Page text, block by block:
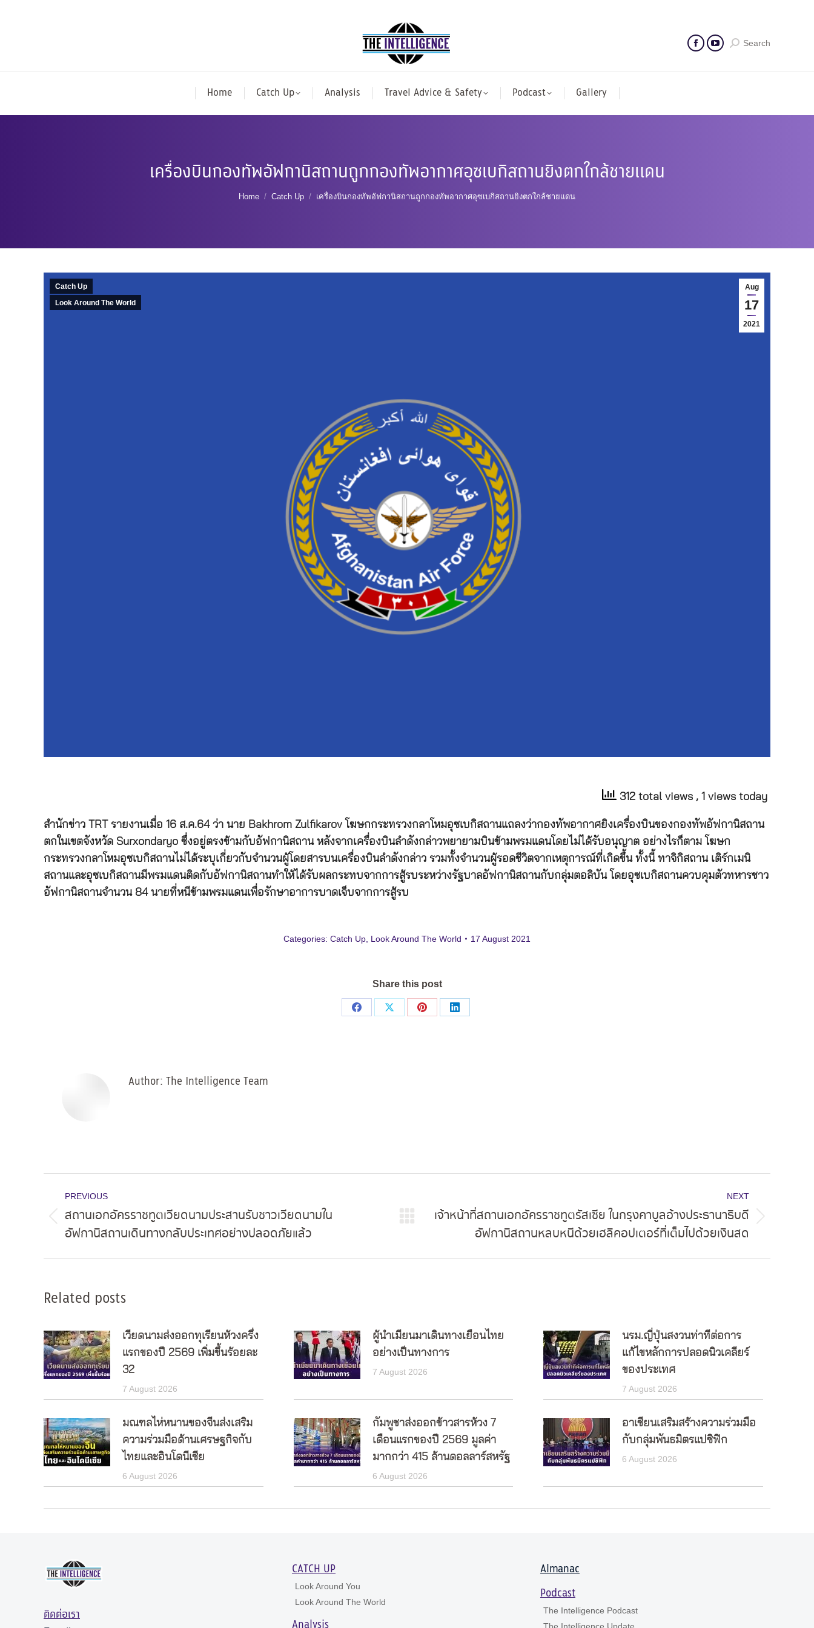
Search
Home Catch Up Analysis Travel Advice & Safety Podcast Gallery
เครื่องบินกองทัพอัฟกานิสถานถูกกองทัพอากาศอุซเบกิสถานยิงตกใกล้ชายแดน
You are here:
Home Catch Up เครื่องบินกองทัพอัฟกานิสถานถูกกองทัพอากาศอุซเบกิสถานยิงตกใกล้ชายแดน
Aug
17
2021
Catch Up
Look Around The World
312 total views , 1 views today
สำนักข่าว TRT รายงานเมื่อ 16 ส.ค.64 ว่า นาย Bakhrom Zulfikarov โฆษกกระทรวงกลาโหมอุซเบกิสถานแถลงว่ากองทัพอากาศยิงเครื่องบินของกองทัพอัฟกานิสถาน
ตกในเขตจังหวัด Surxondaryo ซึ่งอยู่ตรงข้ามกับอัฟกานิสถาน หลังจากเครื่องบินลำดังกล่าวพยายามบินข้ามพรมแดนโดยไม่ได้รับอนุญาต อย่างไรก็ตาม โฆษก
กระทรวงกลาโหมอุซเบกิสถานไม่ได้ระบุเกี่ยวกับจำนวนผู้โดยสารบนเครื่องบินลำดังกล่าว รวมทั้งจำนวนผู้รอดชีวิตจากเหตุการณ์ที่เกิดขึ้น ทั้งนี้ ทาจิกิสถาน เติร์กเมนิ
สถานและอุซเบกิสถานมีพรมแดนติดกับอัฟกานิสถานทำให้ได้รับผลกระทบจากการสู้รบระหว่างรัฐบาลอัฟกานิสถานกับกลุ่มตอลิบัน โดยอุซเบกิสถานควบคุมตัวทหารชาว
อัฟกานิสถานจำนวน 84 นายที่หนีข้ามพรมแดนเพื่อรักษาอาการบาดเจ็บจากการสู้รบ
Categories: Catch Up Look Around The World 17 August 2021
Share this post
Share
Share
Share
Share
Author: The Intelligence Team
navigation
PREVIOUS
post:
สถานเอกอัครราชทูตเวียดนามประสานรับชาวเวียดนามใน
อัฟกานิสถานเดินทางกลับประเทศอย่างปลอดภัยแล้ว
NEXT
เจ้าหน้าที่สถานเอกอัครราชทูตรัสเซีย ในกรุงคาบูลอ้างประธานาธิบดี
อัฟกานิสถานหลบหนีด้วยเฮลิคอปเตอร์ที่เต็มไปด้วยเงินสด
Related posts
เวียดนามส่งออกทุเรียนห้วงครึ่ง
แรกของปี 2569 เพิ่มขึ้นร้อยละ
32
7 August 2026
ผู้นำเมียนมาเดินทางเยือนไทย
อย่างเป็นทางการ
7 August 2026
นรม.ญี่ปุ่นสงวนท่าทีต่อการ
แก้ไขหลักการปลอดนิวเคลียร์
ของประเทศ
7 August 2026
มณฑลไห่หนานของจีนส่งเสริม
ความร่วมมือด้านเศรษฐกิจกับ
ไทยและอินโดนีเซีย
6 August 2026
กัมพูชาส่งออกข้าวสารห้วง 7
เดือนแรกของปี 2569 มูลค่า
มากกว่า 415 ล้านดอลลาร์สหรัฐ
6 August 2026
อาเซียนเสริมสร้างความร่วมมือ
กับกลุ่มพันธมิตรแปซิฟิก
6 August 2026
ติดต่อเรา
CATCH UP
Look Around You
Look Around The World
Almanac
Podcast
The Intelligence Podcast